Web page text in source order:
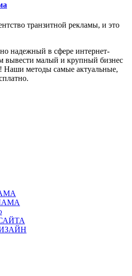
транзитной рекламы, и это
надежный в сфере интернет-
вывести малый и крупный бизнес
Наши методы самые актуальные,